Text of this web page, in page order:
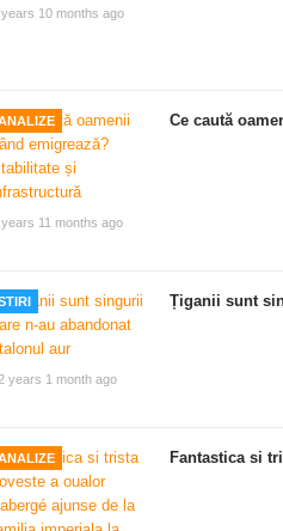
10 months ago
11 months ago
Ce caută
years 1 month ago
Țiganii sunt
Fantastica si